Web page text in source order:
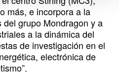
más, e incorpora a la
grupo Mondragon y a
a la dinámica del
de investigación en el
electrónica de